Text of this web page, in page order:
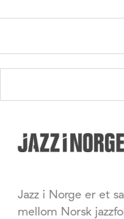
Jazz i Norge er et
mellom Norsk